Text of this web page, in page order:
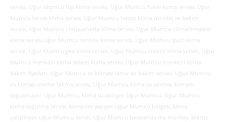
servisi, Uğur Mumcu fuji klima servisi, Uğur Mumcu funai klima servisi, Uğur
Mumcu hiross klima servisi, Uğur Mumcu hassas klima montaj ve bakım
servisi, Uğur Mumcu climavanetta klima servisi, Uğur Mumcu climatemaster
klima servisi,Uğur Mumcu lennox klima servisi, Uğur Mumcu stulz klima
servisi, Uğur Mumcu gea klima servisi, Uğur Mumcu clivent klima servisi, Uğur
Mumcu merkezi klima sistem klima servisi, Uğur Mumcu merkezi klima
bakım fiyatları, Uğur Mumcu ev kliması tamir ve bakım servisi, Uğur Mumcu
ev kliması sökme takma servisi, Uğur Mumcu klima su akıntısı, klimam
soğutmuyor Uğur Mumcu, klima su akıtıyor Uğur Mumcu, Uğur Mumcu
klima soğutma servisi, klima ses yapıyor Uğur Mumcu bölgesi, klima
çalışmıyor Uğur Mumcu servis, Uğur Mumcu havalandırma montajı, sökme